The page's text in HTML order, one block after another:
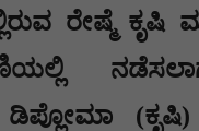
ರೇಷ್ಮೆ ಕೃಷಿ
(ಕೃಷಿ)